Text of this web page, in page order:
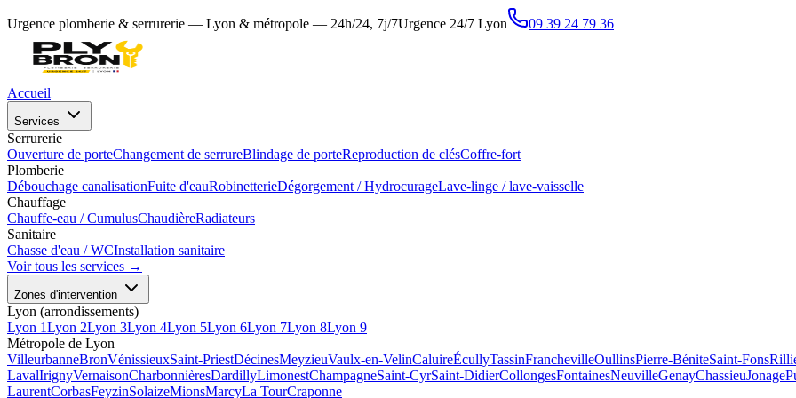
Urgence plomberie & serrurerie — Lyon & métropole — 24h/24, 7j/7Urgence 24/7 Lyon 09 39 24 79 36
Accueil
Services
Serrurerie
Ouverture de porteChangement de serrureBlindage de porteReproduction de clésCoffre-fort
Plomberie
Débouchage canalisationFuite d'eauRobinetterieDégorgement / HydrocurageLave-linge / lave-vaisselle
Chauffage
Chauffe-eau / CumulusChaudièreRadiateurs
Sanitaire
Chasse d'eau / WCInstallation sanitaire
Voir tous les services →
Zones d'intervention
Lyon (arrondissements)
Lyon 1Lyon 2Lyon 3Lyon 4Lyon 5Lyon 6Lyon 7Lyon 8Lyon 9
Métropole de Lyon
VilleurbanneBronVénissieuxSaint-PriestDécinesMeyzieuVaulx-en-VelinCaluireÉcullyTassinFranchevilleOullinsPierre-BéniteSaint-Fons
LavalIrignyVernaisonCharbonnièresDardillyLimonestChampagneSaint-CyrSaint-DidierCollongesFontainesNeuvilleGenayChassieuJonage
LaurentCorbasFeyzinSolaizeMionsMarcyLa TourCraponne